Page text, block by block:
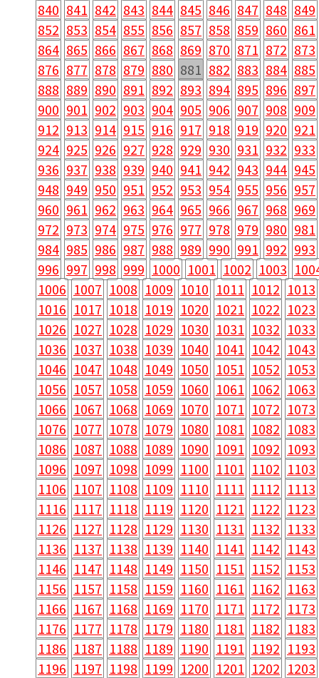
840 841 842 843 844 845 846 847 848 849
852 853 854 855 856 857 858 859 860 861
864 865 866 867 868 869 870 871 872 873
876 877 878 879 880 881 882 883 884 885
888 889 890 891 892 893 894 895 896 897
900 901 902 903 904 905 906 907 908 909
912 913 914 915 916 917 918 919 920 921
924 925 926 927 928 929 930 931 932 933
936 937 938 939 940 941 942 943 944 945
948 949 950 951 952 953 954 955 956 957
960 961 962 963 964 965 966 967 968 969
972 973 974 975 976 977 978 979 980 981
984 985 986 987 988 989 990 991 992 993
996 997 998 999 1000 1001 1002 1003
1006 1007 1008 1009 1010 1011 1012 1013
1016 1017 1018 1019 1020 1021 1022 1023
1026 1027 1028 1029 1030 1031 1032 1033
1036 1037 1038 1039 1040 1041 1042 1043
1046 1047 1048 1049 1050 1051 1052 1053
1056 1057 1058 1059 1060 1061 1062 1063
1066 1067 1068 1069 1070 1071 1072 1073
1076 1077 1078 1079 1080 1081 1082 1083
1086 1087 1088 1089 1090 1091 1092 1093
1096 1097 1098 1099 1100 1101 1102 1103
1106 1107 1108 1109 1110 1111 1112 1113
1116 1117 1118 1119 1120 1121 1122 1123
1126 1127 1128 1129 1130 1131 1132 1133
1136 1137 1138 1139 1140 1141 1142 1143
1146 1147 1148 1149 1150 1151 1152 1153
1156 1157 1158 1159 1160 1161 1162 1163
1166 1167 1168 1169 1170 1171 1172 1173
1176 1177 1178 1179 1180 1181 1182 1183
1186 1187 1188 1189 1190 1191 1192 1193
1196 1197 1198 1199 1200 1201 1202 1203